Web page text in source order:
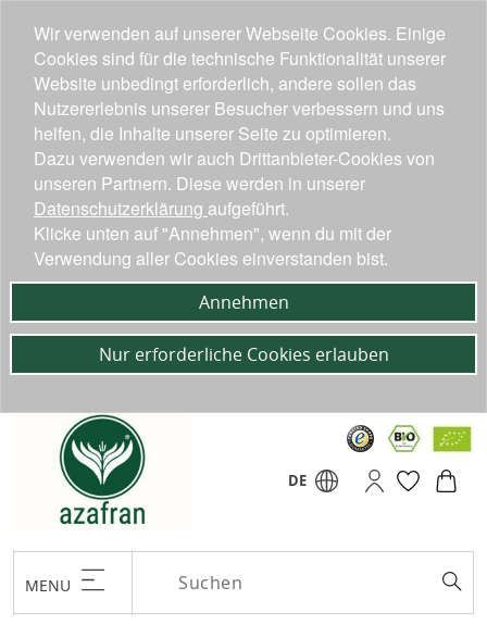
DE
MENU
Wir verwenden auf unserer Webseite Cookies. Einige
Cookies sind für die technische Funktionalität unserer
Website unbedingt erforderlich, andere sollen das
Nutzererlebnis unserer Besucher verbessern und uns
helfen, die Inhalte unserer Seite zu optimieren.
Dazu verwenden wir auch Drittanbieter-Cookies von
unseren Partnern. Diese werden in unserer
Datenschutzerklärung aufgeführt.
Klicke unten auf "Annehmen", wenn du mit der
Verwendung aller Cookies einverstanden bist.
Annehmen
Nur erforderliche Cookies erlauben